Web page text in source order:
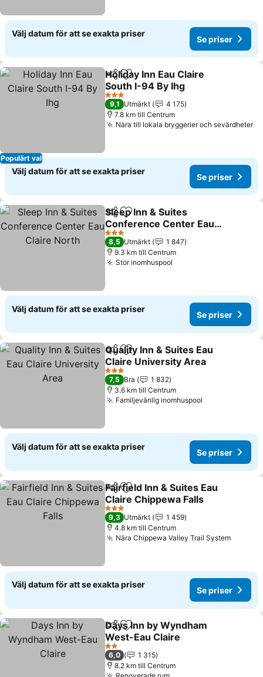
Välj datum för att se exakta priser
Se priser
Populärt val
Dela Lägg till i Mina Favoriter
Holiday Inn Eau Claire
South I-94 By Ihg
Se priser
3 Stjärnor
9,1 Utmärkt
4 175
7.8 km till Centrum
Nära till lokala bryggerier och sevärdheter
Välj datum för att se exakta priser
Se priser
Dela Lägg till i Mina Favoriter
Sleep Inn & Suites
Conference Center Eau
Claire North
Se priser
3 Stjärnor
8,5 Utmärkt
1 847
9.3 km till Centrum
Stor inomhuspool
Välj datum för att se exakta priser
Se priser
Dela Lägg till i Mina Favoriter
Quality Inn & Suites Eau
Claire University Area
Se priser
3 Stjärnor
7,5 Bra
1 832
3.6 km till Centrum
Familjevänlig inomhuspool
Välj datum för att se exakta priser
Se priser
Dela Lägg till i Mina Favoriter
Fairfield Inn & Suites Eau
Claire Chippewa Falls
Se priser
3 Stjärnor
9,3 Utmärkt
1 459
4.8 km till Centrum
Nära Chippewa Valley Trail SystemSe
Välj datum för att se exakta priser
Se priser
Dela Lägg till i Mina Favoriter
Days Inn by Wyndham
West-Eau Claire
Se priser
2 Stjärnor
6,0
1 315
8.2 km till Centrum